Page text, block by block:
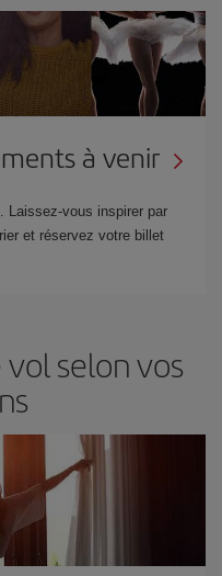
à venir
vous inspirer par
et réservez votre billet
selon vos